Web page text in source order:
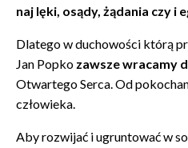
naj lęki, osądy, żądania czy i
Dlatego w duchowości którą
Jan Popko zawsze wracamy
Otwartego Serca. Od
człowieka.
Aby rozwijać i ugruntować w